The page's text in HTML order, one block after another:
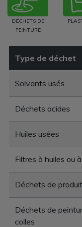
DÉCHETS DE
PEINTURE
Type de déchet
Solvants usés
Déchets acides
Huiles usées
Filtres à huiles ou
Déchets de
Déchets de
colles